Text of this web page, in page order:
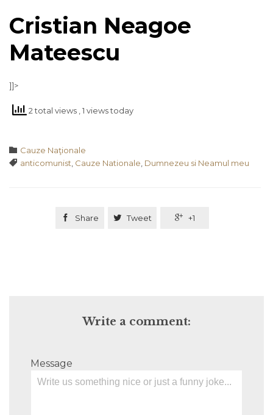
Cristian Neagoe
Mateescu
]]>
2 total views , 1 views today
 Category
Cauze Naţionale
 Tags
anticomunist Cauze Nationale Dumnezeu si Neamul meu
 Share  Tweet  +1
Write a comment:
Message